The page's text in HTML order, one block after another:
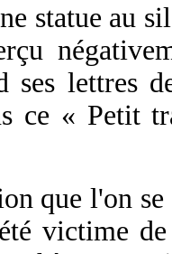
statue au
ses lettres
ce « Petit
que l'on
victime